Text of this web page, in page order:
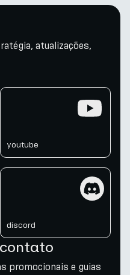
atualizações,
youtube
discord
promocionais e guias